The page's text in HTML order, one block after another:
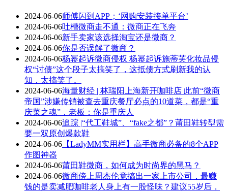
2024-06-06师傅闪到APP；‘网购安装接单平台’
2024-06-06吐槽微商走不通：微商正在飞奔
2024-06-06新手卖家该选择淘宝还是微商？
2024-06-06你是否误解了微商？
2024-06-06杨幂起诉微商侵权 杨幂起诉施蒂芙化妆品侵
权“讨债”这个段子太搞笑了，这抵债方式刷新我的认
知，太搞笑了。
2024-06-06海量财经 | 林瑞阳上海新开咖啡店 此前“微商
帝国”涉嫌传销被查去重庆餐厅必点的10道菜，都是“重
庆菜之魂”，老板：你是重庆人
2024-06-06追踪 |“代工鞋城”、“fake之都”？莆田鞋转型需
要一双原创爆款鞋
2024-06-06 【LadyMM实用栏】高手微商必备的8个APP
作图神器
2024-06-06莆田鞋微商，如何成为时尚界的黑马？
2024-06-06微商傍上周杰伦竟搞出一家上市公司，最赚
钱的是卖减肥咖啡老人身上有一股怪味？建议55岁后，